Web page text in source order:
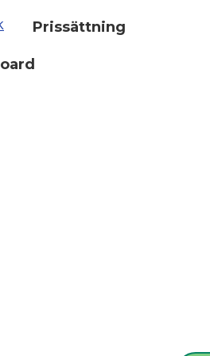
Prissättning